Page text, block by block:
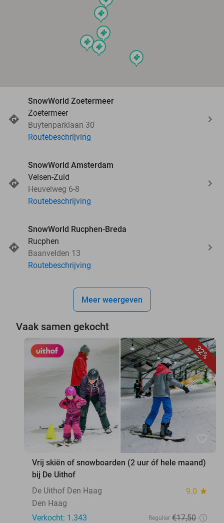
events
events
events
events
events
SnowWorld Zoetermeer
Zoetermeer
Buytenparklaan 30
Routebeschrijving
SnowWorld Amsterdam
Velsen-Zuid
Heuvelweg 6-8
Routebeschrijving
SnowWorld Rucphen-Breda
Rucphen
Baanvelden 13
Routebeschrijving
Meer weergeven
Vaak samen gekocht
32%
favorite_border
Vrij skiën of snowboarden (2 uur óf hele maand)
bij De Uithof
De Uithof Den Haag
9.0 star
Den Haag
Verkocht: 1.343
Regulier €17,50